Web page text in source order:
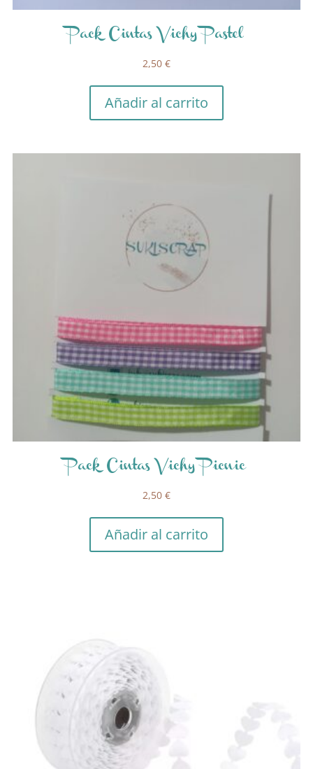
Pack Cintas Vichy Pastel
2,50 €
Añadir al carrito
Pack Cintas Vichy Picnic
2,50 €
Añadir al carrito